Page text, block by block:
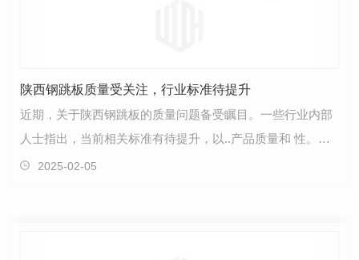
陕西钢跳板质量受关注，行业标准待提升
近期，关于陕西钢跳板的质量问题备受瞩目。一些行业内部
人士指出，当前相关标准有待提升，以..产品质量和 性。据
了解，一些消费者反映使用陕西钢跳板后出现了一…
2025-02-05